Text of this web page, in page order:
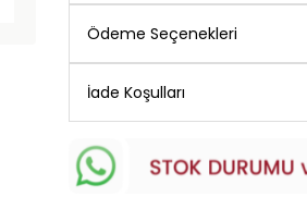
Ödeme Seçenekleri
İade Koşulları